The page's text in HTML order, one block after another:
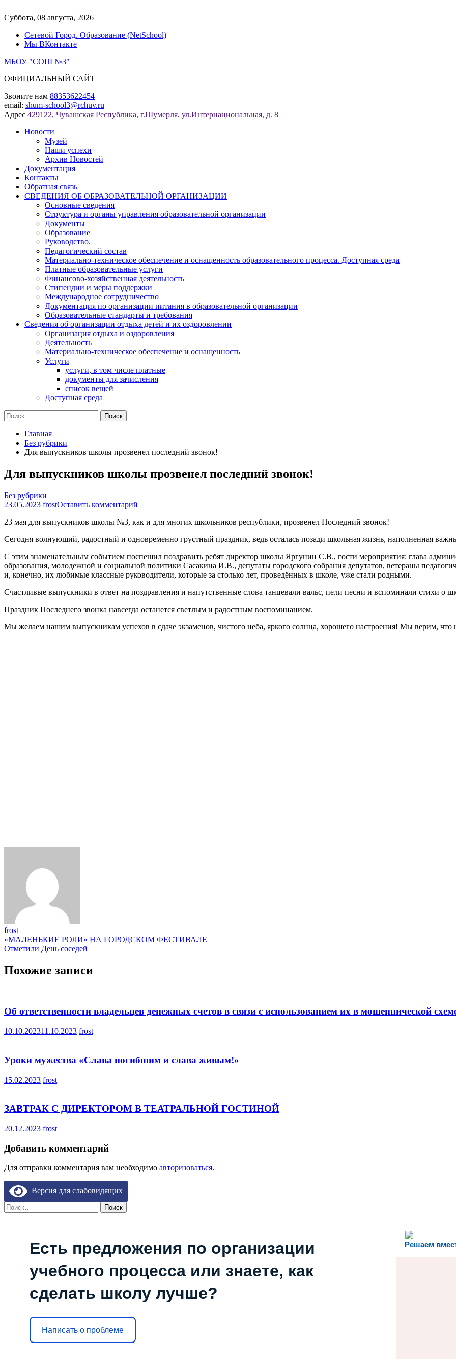
к
Суббота, 08 августа, 2026
Сетевой Город. Образование (NetSchool)
Мы ВКонтакте
МБОУ "СОШ №3"
ОФИЦИАЛЬНЫЙ САЙТ
Звоните нам 88353622454
email: shum-school3@rchuv.ru
Адрес 429122, Чувашская Республика, г.Шумерля, ул.Интернациональная, д. 8
Новости
Музей
Наши успехи
Архив Новостей
Документация
Контакты
Обратная связь
СВЕДЕНИЯ ОБ ОБРАЗОВАТЕЛЬНОЙ ОРГАНИЗАЦИИ
Основные сведения
Структура и органы управления образовательной организации
Документы
Образование
Руководство.
Педагогический состав
Материально-техническое обеспечение и оснащенность образовательного процесса. Доступная среда
Платные образовательные услуги
Финансово-хозяйственная деятельность
Стипендии и меры поддержки
Международное сотрудничество
Документация по организации питания в образовательной организации
Образовательные стандарты и требования
Сведения об организации отдыха детей и их оздоровлении
Организация отдыха и оздоровления
Деятельность
Материально-техническое обеспечение и оснащенность
Услуги
услуги, в том числе платные
документы для зачисления
список вещей
Доступная среда
Найти:
Главная
Без рубрики
Для выпускников школы прозвенел последний звонок!
Для выпускников школы прозвенел последний звонок!
Без рубрики
23.05.2023 frostОставить комментарий
выпускников
прозвенел
звонок!
23 мая для выпускников школы №3, как и для многих школьников республики, прозвенел Последний звонок!
Сегодня волнующий, радостный и одновременно грустный праздник, ведь осталась позади школьная жизнь, наполненная
С этим знаменательным событием поспешил поздравить ребят директор школы Яргунин С.В., гости мероприятия: глава
образования, молодежной и социальной политики Сасакина И.В., депутаты городского собрания депутатов, ветераны
и, конечно, их любимые классные руководители, которые за столько лет, проведённых в школе, уже стали родными.
Счастливые выпускники в ответ на поздравления и напутственные слова танцевали вальс, пели песни и вспоминали стихи о
Праздник Последнего звонка навсегда останется светлым и радостным воспоминанием.
Мы желаем нашим выпускникам успехов в сдаче экзаменов, чистого неба, яркого солнца, хорошего настроения! Мы верим,
frost
Навигация
по
записям
«МАЛЕНЬКИЕ РОЛИ» НА ГОРОДСКОМ ФЕСТИВАЛЕ
Отметили День соседей
Похожие записи
Об ответственности владельцев денежных счетов в связи с использованием их в мошеннической
10.10.202311.10.2023 frost
Уроки мужества «Слава погибшим и слава живым!»
15.02.2023 frost
ЗАВТРАК С ДИРЕКТОРОМ В ТЕАТРАЛЬНОЙ ГОСТИНОЙ
20.12.2023 frost
Добавить комментарий
Для отправки комментария вам необходимо авторизоваться.
Версия для слабовидящих
Найти:
Решаем
Есть предложения по организации
учебного процесса или знаете, как
сделать школу лучше?
Написать о проблеме